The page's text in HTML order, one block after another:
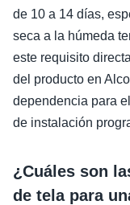
de 10 a 14 días,
seca a la húmeda
este requisito
del producto en
dependencia para
de instalación
¿Cuáles son
de tela para